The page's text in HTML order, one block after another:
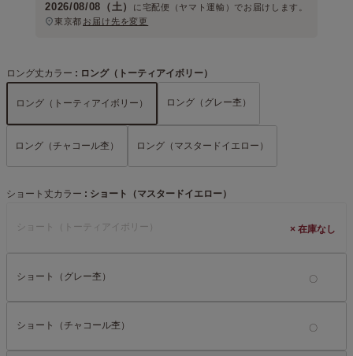
2026/08/08（土） に 宅配便（ヤマト運輸） でお届けします。
東京都 お届け先を変更
ショート丈カラー ショート（マスタードイエロー）
ショート（トーティアイボリー） ×
ショート（グレー杢）
ショート（チャコール杢）
ロング丈カラー ロング（トーティアイボリー）
ロング（トーティアイボリー） ロング（グレー杢）
ロング（チャコール杢） ロング（マスタードイエロー）